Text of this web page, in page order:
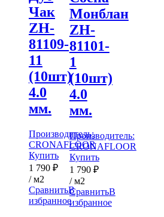
Чак
ZH-
81109-
11
(10шт)
4.0
мм.
Производитель:
CRONAFLOOR
Купить
1 790 ₽
/ м2
СравнитьВ
избранное
Монблан
ZH-
81101-
1
(10шт)
4.0
мм.
Производитель:
CRONAFLOOR
Купить
1 790 ₽
/ м2
СравнитьВ
избранное